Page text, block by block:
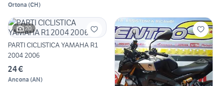
Ortona (CH)
20
PARTI CICLISTICA YAMAHA R1
2004 2006
24 €
Ancona (AN)